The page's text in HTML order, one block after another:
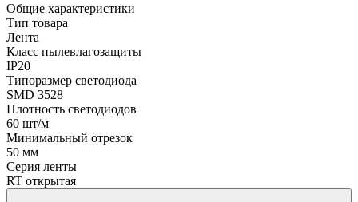
Общие характеристики
Тип товара
Лента
Класс пылевлагозащиты
IP20
Типоразмер светодиода
SMD 3528
Плотность светодиодов
60 шт/м
Минимальный отрезок
50 мм
Серия ленты
RT открытая